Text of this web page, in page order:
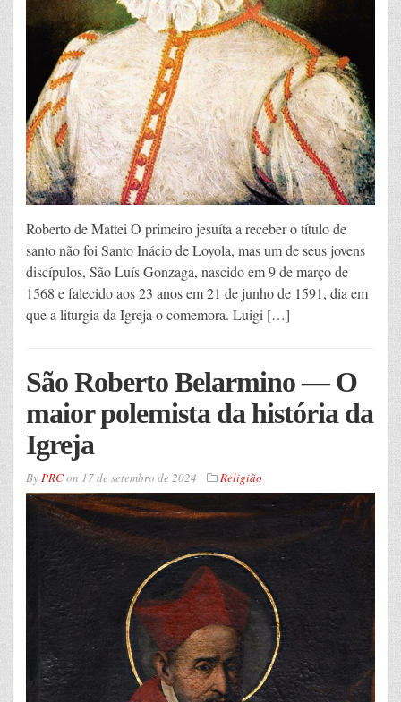
Roberto de Mattei O primeiro jesuíta a receber o título de
santo não foi Santo Inácio de Loyola, mas um de seus jovens
discípulos, São Luís Gonzaga, nascido em 9 de março de
1568 e falecido aos 23 anos em 21 de junho de 1591, dia em
que a liturgia da Igreja o comemora. Luigi […]
São Roberto Belarmino — O
maior polemista da história da
Igreja
ByPRCon 17 de setembro de 2024 Religião